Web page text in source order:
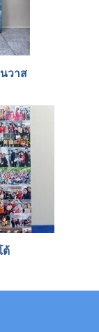
วาส
ต้